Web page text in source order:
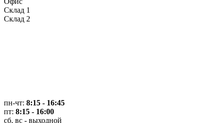
Склад 1
Склад 2
пн-чт: 8:15 - 16:45
пт: 8:15 - 16:00
сб, вс - выходной